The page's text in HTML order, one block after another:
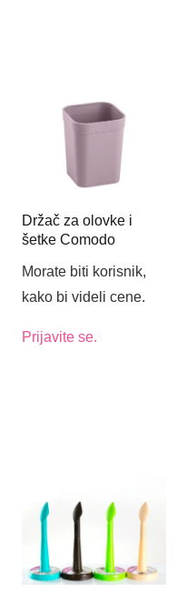
Držač za olovke i
šetke Comodo
Morate biti korisnik,
kako bi videli cene.
Prijavite se.